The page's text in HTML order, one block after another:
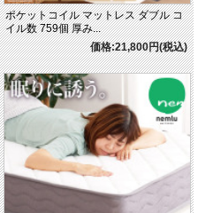
ポケットコイル マットレス ダブル コ
イル数 759個 厚み...
価格:21,800円(税込)